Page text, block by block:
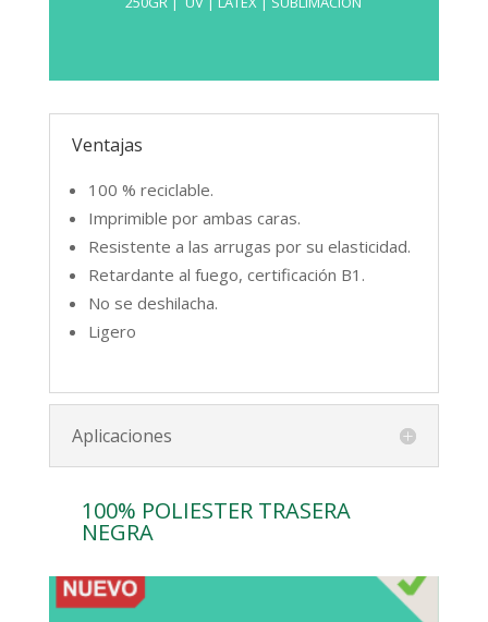
Tejido 100% poliéster de 250g retardante
al fuego. Elástico y resistente a las
Respetuoso con el medio ambiente, es
ideal para impresiones con tecnología UV,
látex y sublimación.
100% Poliéster
Ventajas
100 % reciclable.
Imprimible por ambas caras.
Resistente a las arrugas por su elasticidad.
Retardante al fuego, certificación B1.
No se deshilacha.
Ligero
Aplicaciones
100% POLIESTER TRASERA
NEGRA